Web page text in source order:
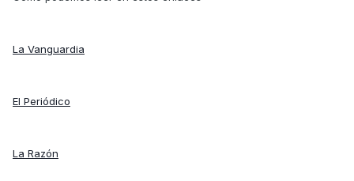
La Vanguardia
El Periódico
La Razón